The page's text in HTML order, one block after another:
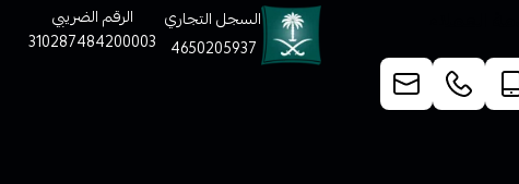
السجل التجاري
4650205937
الرقم الضريبي
310287484200003